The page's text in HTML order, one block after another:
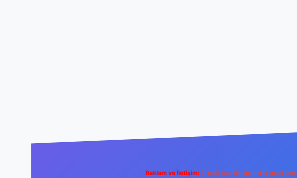
Reklam ve İletişim: E-mail: backlinkpaneli@gmail.com